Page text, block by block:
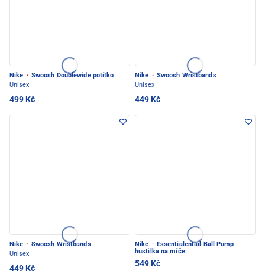
Nike · Swoosh Doublewide potítko
Unisex
499 Kč
Nike · Swoosh Wristbands
Unisex
449 Kč
Nike · Swoosh Wristbands
Unisex
449 Kč
Nike · Essentialential Ball Pump
hustilka na míče
549 Kč